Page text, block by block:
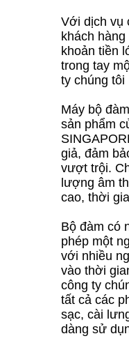
Với dịch vụ
khách
khoản tiền
trong tay
ty chúng tôi
Máy bộ
sản phẩm
giả, đảm
vượt trội.
lượng âm
cao, thời
Bộ đàm có
phép một
với nhiều
vào thời
công ty
tất cả các
sạc, cài
dàng sử